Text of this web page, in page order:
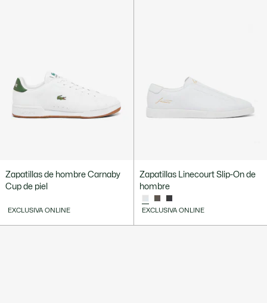
Zapatillas de hombre Carnaby
Cup de piel
EXCLUSIVA ONLINE
Zapatillas Linecourt Slip-On de
hombre
EXCLUSIVA ONLINE